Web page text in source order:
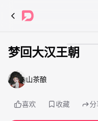
梦回大汉王朝
山茶酿
喜欢 收藏